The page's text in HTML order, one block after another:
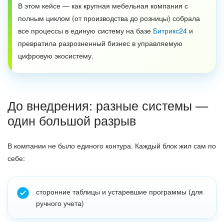
В этом кейсе — как крупная мебельная компания с
полным циклом (от производства до розницы) собрала
все процессы в единую систему на базе Битрикс24 и
превратила разрозненный бизнес в управляемую
цифровую экосистему.
До внедрения: разные системы —
один большой разрыв
В компании не было единого контура. Каждый блок жил сам по
себе:
сторонние таблицы и устаревшие программы (для
ручного учета)